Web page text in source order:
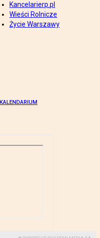
Kancelarierp.pl
Wieści Rolnicze
Życie Warszawy
KALENDARIUM